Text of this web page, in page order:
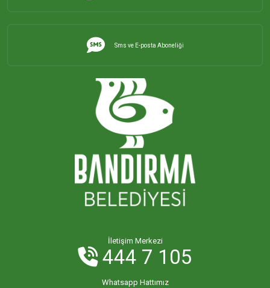
Sms ve E-posta Aboneliği
İletişim Merkezi
444 7 105
Whatsapp Hattımız